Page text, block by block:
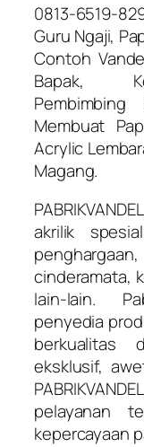
0813-6519-
Guru Ngaji,
Contoh
Bapak,
Membuat
Acrylic
Magang.
akrilik
cinderamata,
lain-lain.
penyedia
berkualitas
eksklusif,
pelayanan
kepercayaan